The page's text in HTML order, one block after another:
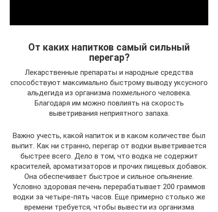
От каких напитков самый сильный
перегар?
Лекарственные препараты и народные средства
способствуют максимально быстрому выводу уксусного
альдегида из организма похмельного человека.
Благодаря им можно повлиять на скорость
выветривания неприятного запаха.
Важно учесть, какой напиток и в каком количестве был
выпит. Как ни странно, перегар от водки выветривается
быстрее всего. Дело в том, что водка не содержит
красителей, ароматизаторов и прочих пищевых добавок.
Она обеспечивает быстрое и сильное опьянение.
Условно здоровая печень перерабатывает 200 граммов
водки за четыре-пять часов. Еще примерно столько же
времени требуется, чтобы вывести из организма